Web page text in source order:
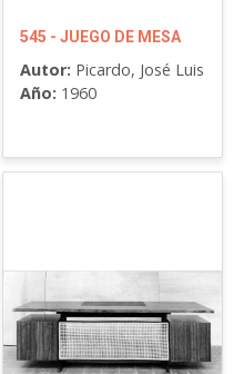
545 - JUEGO DE MESA
Autor: Picardo, José Luis
Año: 1960